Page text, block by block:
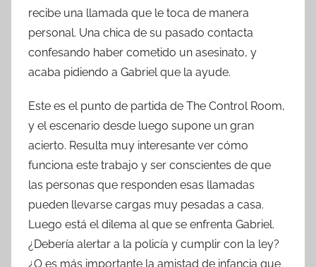
recibe una llamada que le toca de manera
personal. Una chica de su pasado contacta
confesando haber cometido un asesinato, y
acaba pidiendo a Gabriel que la ayude.
Este es el punto de partida de The Control Room,
y el escenario desde luego supone un gran
acierto. Resulta muy interesante ver cómo
funciona este trabajo y ser conscientes de que
las personas que responden esas llamadas
pueden llevarse cargas muy pesadas a casa.
Luego está el dilema al que se enfrenta Gabriel.
¿Debería alertar a la policía y cumplir con la ley?
¿O es más importante la amistad de infancia que